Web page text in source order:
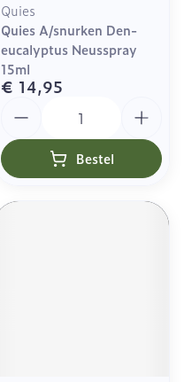
Quies
Quies A/snurken Den-
eucalyptus Neusspray
15ml
€ 14,95
Bestel